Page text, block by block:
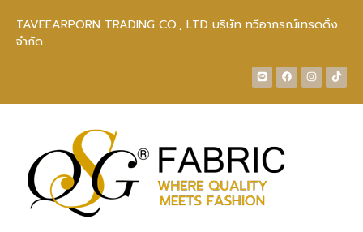
TAVEEARPORN TRADING CO., LTD บริษัท ทวีอาภรณ์เทรดดิ้ง
จำกัด